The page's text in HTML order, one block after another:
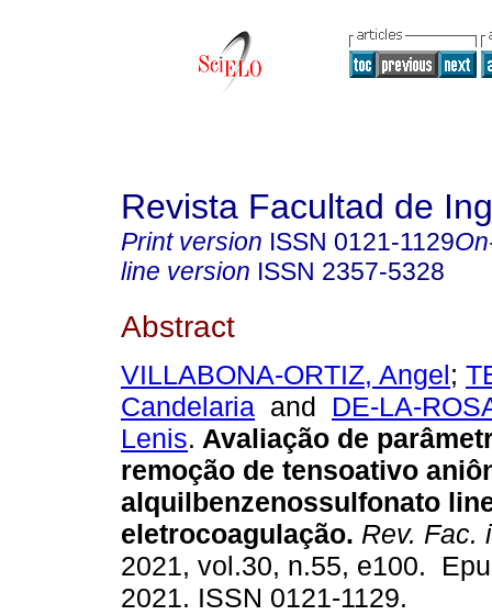
Revista Facultad de
Print version ISSN 0121-1129
line version ISSN 2357-5328
Abstract
VILLABONA-ORTIZ, Angel;
Candelaria and DE-LA-
Lenis. Avaliação de
remoção de tensoativo
alquilbenzenossulfonato
eletrocoagulação. Rev. Fac.
2021, vol.30, n.55, e100.
2021. ISSN 0121-1129.